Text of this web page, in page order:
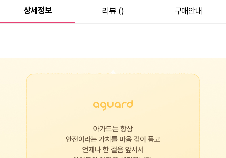
상세정보 리뷰 () 구매안내